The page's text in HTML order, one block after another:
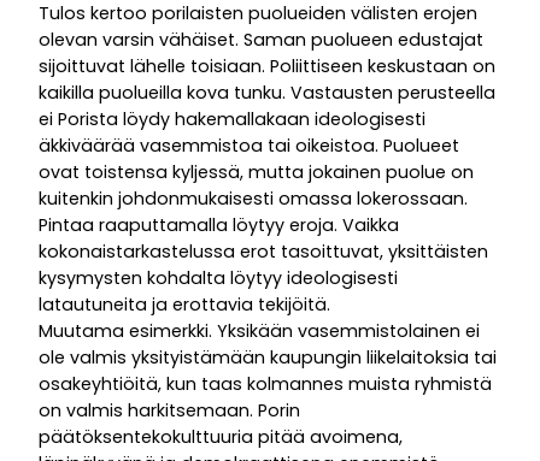
Tulos kertoo porilaisten puolueiden välisten erojen
olevan varsin vähäiset. Saman puolueen edustajat
sijoittuvat lähelle toisiaan. Poliittiseen keskustaan on
kaikilla puolueilla kova tunku. Vastausten perusteella
ei Porista löydy hakemallakaan ideologisesti
äkkiväärää vasemmistoa tai oikeistoa. Puolueet
ovat toistensa kyljessä, mutta jokainen puolue on
kuitenkin johdonmukaisesti omassa lokerossaan.
Pintaa raaputtamalla löytyy eroja. Vaikka
kokonaistarkastelussa erot tasoittuvat, yksittäisten
kysymysten kohdalta löytyy ideologisesti
latautuneita ja erottavia tekijöitä.
Muutama esimerkki. Yksikään vasemmistolainen ei
ole valmis yksityistämään kaupungin liikelaitoksia tai
osakeyhtiöitä, kun taas kolmannes muista ryhmistä
on valmis harkitsemaan. Porin
päätöksentekokulttuuria pitää avoimena,